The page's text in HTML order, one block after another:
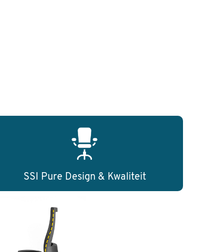
SSI Pure Design & Kwaliteit